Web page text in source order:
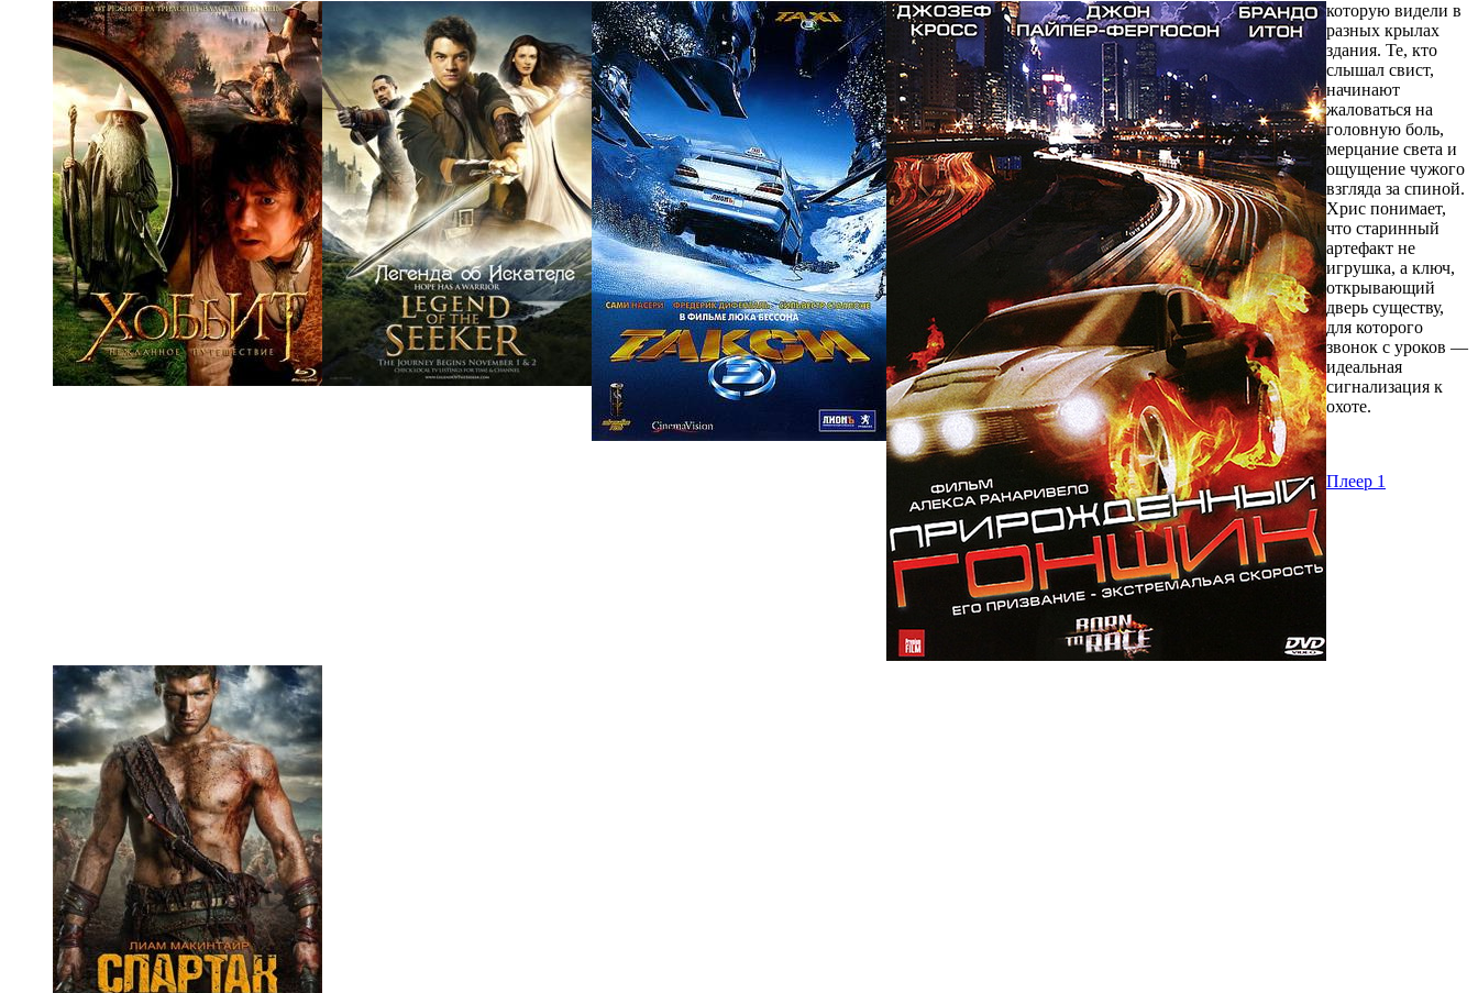
которую видели в
разных крылах
здания. Те, кто
слышал свист,
начинают
жаловаться на
головную боль,
мерцание света и
ощущение чужого
взгляда за спиной.
Хрис понимает,
что старинный
артефакт не
игрушка, а ключ,
открывающий
дверь существу,
для которого
звонок с уроков —
идеальная
сигнализация к
охоте.
Плеер 1